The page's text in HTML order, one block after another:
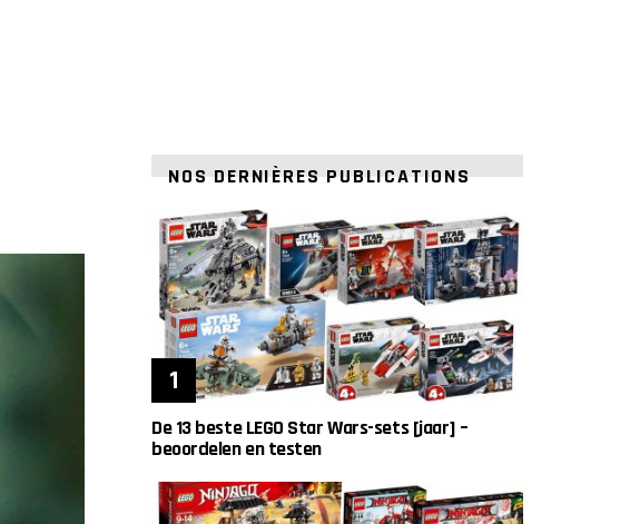
NOS DERNIÈRES PUBLICATIONS
De 13 beste LEGO Star Wars-sets [jaar] –
beoordelen en testen